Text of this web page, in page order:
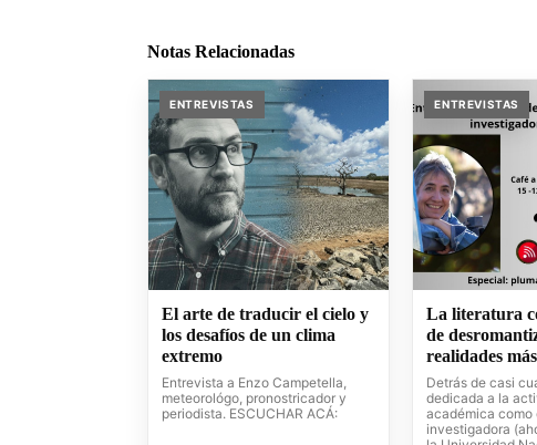
Notas Relacionadas
ENTREVISTAS
El arte de traducir el cielo y
los desafíos de un clima
extremo
Entrevista a Enzo Campetella,
meteorológo, pronostricador y
periodista. ESCUCHAR ACÁ:
ENTREVISTAS
La literatura
de
realidades
Detrás de casi
dedicada a la
académica como
investigadora